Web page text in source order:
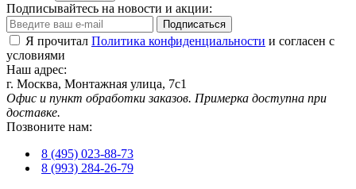
Подписывайтесь на новости и акции:
Подписаться
Я прочитал Политика конфиденциальности и согласен с
условиями
Наш адрес:
г. Москва, Монтажная улица, 7с1
Офис и пункт обработки заказов. Примерка доступна при
доставке.
Позвоните нам:
8 (495) 023-88-73
8 (993) 284-26-79